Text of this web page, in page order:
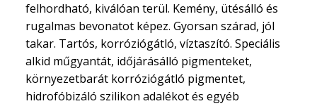
felhordható, kiválóan terül. Kemény, ütésálló és
rugalmas bevonatot képez. Gyorsan szárad, jól
takar. Tartós, korróziógátló, víztaszító. Speciális
alkid műgyantát, időjárásálló pigmenteket,
környezetbarát korróziógátló pigmentet,
hidrofóbizáló szilikon adalékot és egyéb